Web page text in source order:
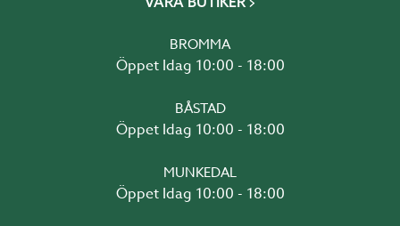
BROMMA
Öppet Idag 10:00 - 18:00
BÅSTAD
Öppet Idag 10:00 - 18:00
MUNKEDAL
Öppet Idag 10:00 - 18:00